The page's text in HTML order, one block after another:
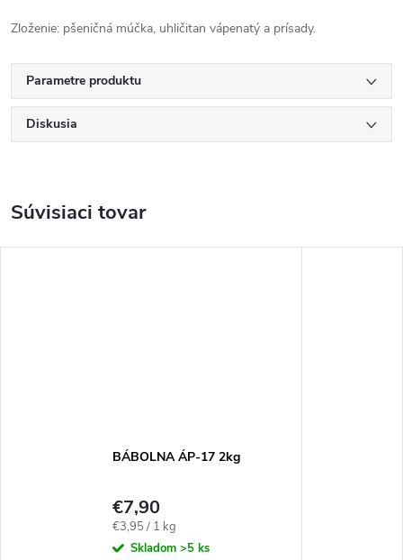
Zloženie: pšeničná múčka, uhličitan vápenatý a prísady.
Parametre produktu
Diskusia
Súvisiaci tovar
BÁBOLNA ÁP-17 2kg
€7,90
Jednotková
cena:
€3,95 / 1 kg
Skladom >5 ks